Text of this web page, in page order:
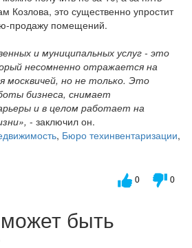
Козлова, это существенно упростит
продажу помещений.
и муниципальных услуг - это
несомненно отражается на
москвичей, но не только. Это
бизнеса, снимает
и в целом работает на
- заключил он.
, Бюро техинвентаризации,
0 0
быть